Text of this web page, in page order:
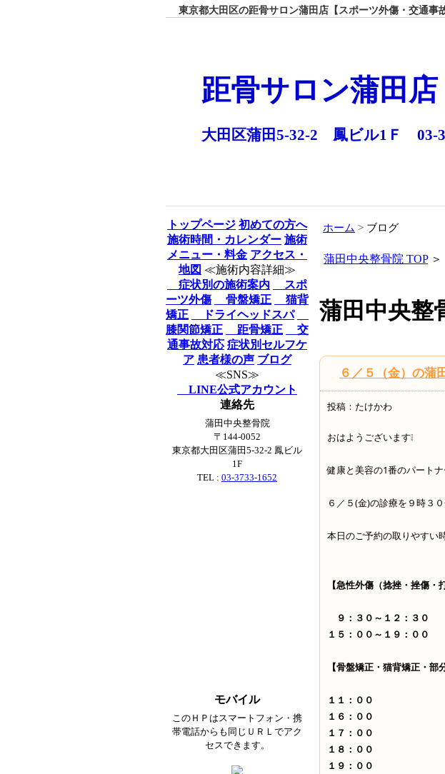
東京都大田区の距骨サロン蒲田店【スポーツ外傷・交通事
距骨サロン蒲田店
大田区蒲田5-32-2 鳳ビル1Ｆ 03-
トップページ 初めての方へ
施術時間・カレンダー 施術
メニュー・料金 アクセス・
地図 ≪施術内容詳細≫
症状別の施術案内
スポ
ーツ外傷
骨盤矯正
猫背
矯正
ドライヘッドスパ
膝関節矯正
距骨矯正
交
通事故対応 症状別セルフケ
ア 患者様の声 ブログ
≪SNS≫
LINE公式アカウント
連絡先
蒲田中央整骨院
〒144-0052
東京都大田区蒲田5-32-2 鳳ビル
1F
TEL : 03-3733-1652
モバイル
このＨＰはスマートフォン・携
帯電話からも同じＵＲＬでアク
セスできます。
ホーム ブログ
蒲田中央整骨院 TOP＞
蒲田中央整
６／５（金）の蒲
投稿：たけかわ
おはようございます❕
健康と美容の1番のパート
６／５(金)の診療を９時３
本日のご予約の取りやすい
【急性外傷（捻挫・挫傷・
９：３０～１２：３０
１５：００～１９：００
【骨盤矯正・猫背矯正・部
１１：００
１６：００
１７：００
１８：００
１９：００